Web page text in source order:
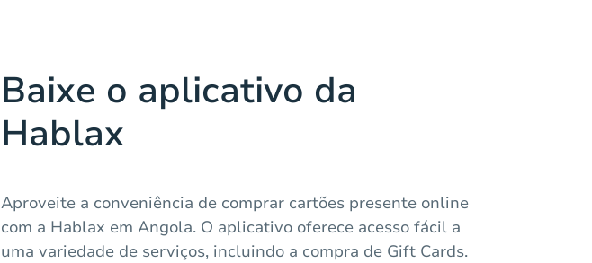
Baixe o aplicativo da
Hablax
Aproveite a conveniência de comprar cartões presente online
com a Hablax em Angola. O aplicativo oferece acesso fácil a
uma variedade de serviços, incluindo a compra de Gift Cards.